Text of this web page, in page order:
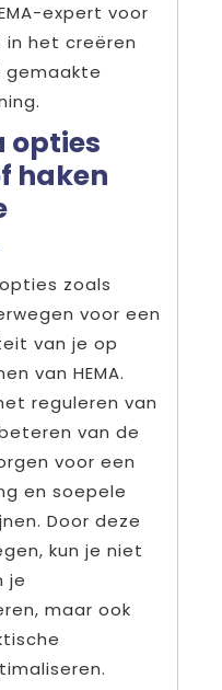
expert voor
het creëren
opties
haken
zoals
voor een
van je op
van HEMA.
reguleren van
van de
voor een
en soepele
Door deze
kun je niet
je
maar ook